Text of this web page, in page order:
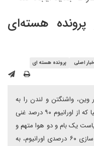
پرونده هسته‌ای
اصلی پرونده هسته ای
وین، واشنگتن و لندن را به
علت فروش زیردریایی های نظامی به استرالیا که از اورانیوم ۹۰ درصد غنی
یک بام و دو هوا متهم و
آنان را به علت نکوهش ایران به علت غنی سازی ۶۰ درصدی اورانیوم، به